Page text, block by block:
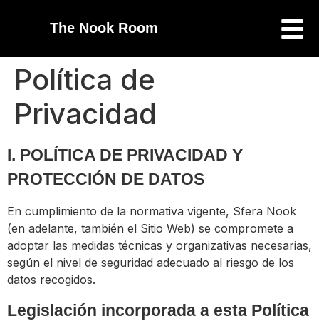
The Nook Room
Política de
Privacidad
I. POLÍTICA DE PRIVACIDAD Y
PROTECCIÓN DE DATOS
En cumplimiento de la normativa vigente, Sfera Nook
(en adelante, también el Sitio Web) se compromete a
adoptar las medidas técnicas y organizativas necesarias,
según el nivel de seguridad adecuado al riesgo de los
datos recogidos.
Legislación incorporada a esta Política